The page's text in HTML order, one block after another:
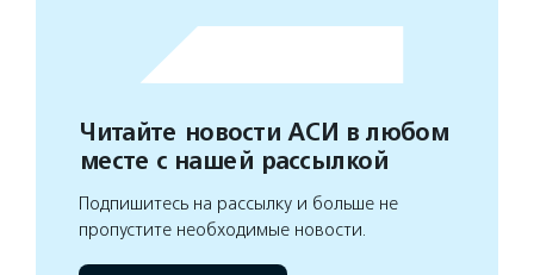
Читайте новости АСИ в любом
месте с нашей рассылкой
Подпишитесь на рассылку и больше не
пропустите необходимые новости.